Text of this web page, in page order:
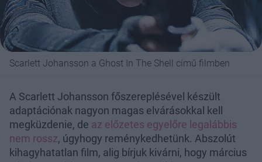
Scarlett Johansson a Ghost In The Shell című filmben
A Scarlett Johansson főszereplésével készült
adaptációnak nagyon magas elvárásokkal kell
megküzdenie, de az előzetes egyelőre legalábbis
nem rossz, úgyhogy reménykedhetünk. Abszolút
kihagyhatatlan film, alig bírjuk kivárni, hogy március